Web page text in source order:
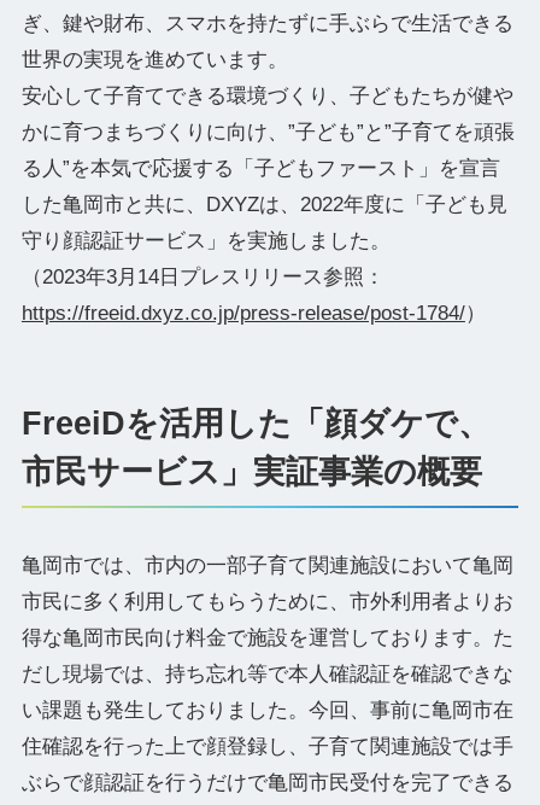
ぎ、鍵や財布、スマホを持たずに手ぶらで生活できる
世界の実現を進めています。
安心して子育てできる環境づくり、子どもたちが健や
かに育つまちづくりに向け、”子ども”と”子育てを頑張
る人”を本気で応援する「子どもファースト」を宣言
した亀岡市と共に、DXYZは、2022年度に「子ども見
守り顔認証サービス」を実施しました。
（2023年3月14日プレスリリース参照：
https://freeid.dxyz.co.jp/press-release/post-1784/）
FreeiDを活用した「顔ダケで、
市民サービス」実証事業の概要
亀岡市では、市内の一部子育て関連施設において亀岡
市民に多く利用してもらうために、市外利用者よりお
得な亀岡市民向け料金で施設を運営しております。た
だし現場では、持ち忘れ等で本人確認証を確認できな
い課題も発生しておりました。今回、事前に亀岡市在
住確認を行った上で顔登録し、子育て関連施設では手
ぶらで顔認証を行うだけで亀岡市民受付を完了できる